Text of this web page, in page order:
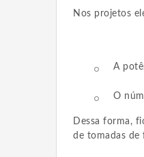
Nos projetos
A
O
Dessa forma,
de tomadas de